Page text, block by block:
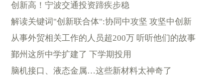
创新高！宁波交通投资蹄疾步稳
解读关键词"创新联合体":协同中攻坚 攻坚中创新
从事外贸相关工作的人员超200万 听听他们的故事
鄞州这所中学扩建了 下学期投用
脑机接口、液态金属…这些新材料太神奇了